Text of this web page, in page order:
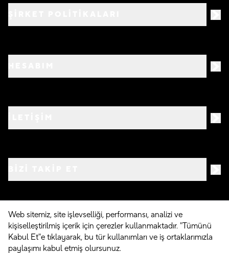
©2026 Crocs.com.tr • Tüm hakları saklıdır
Web sitemiz, site işlevselliği, performansı, analizi ve
kişiselleştirilmiş içerik için çerezler kullanmaktadır. "Tümünü
Kabul Et"e tıklayarak, bu tür kullanımları ve iş ortaklarımızla
paylaşımı kabul etmiş olursunuz.